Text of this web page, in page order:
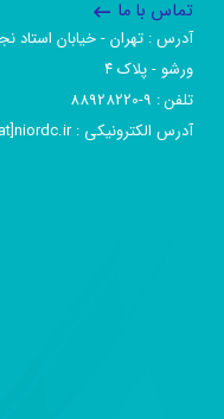
تماس با ما
آدرس :‌ تهران - خیابان استاد
ورشو - پلاک ۴
تلفن :‌ 9-88928220
آدرس الکترونیکی :‌ info[at]niordc.ir